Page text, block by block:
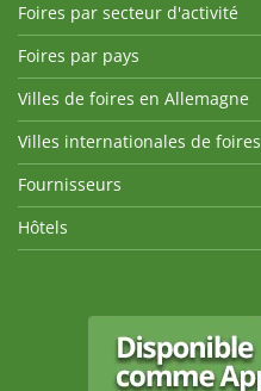
Foires par secteur d'activité
Foires par pays
Villes de foires en Allemagne
Villes internationales de foires
Fournisseurs
Hôtels